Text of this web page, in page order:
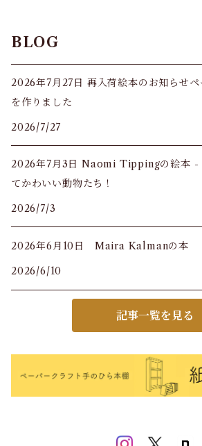
BLOG
2026年7月27日 再入荷絵本のお知らせペ
を作りました
2026/7/27
2026年7月3日 Naomi Tippingの絵本 -
てかわいい動物たち！
2026/7/3
2026年6月10日 Maira Kalmanの本
2026/6/10
記事一覧を見る